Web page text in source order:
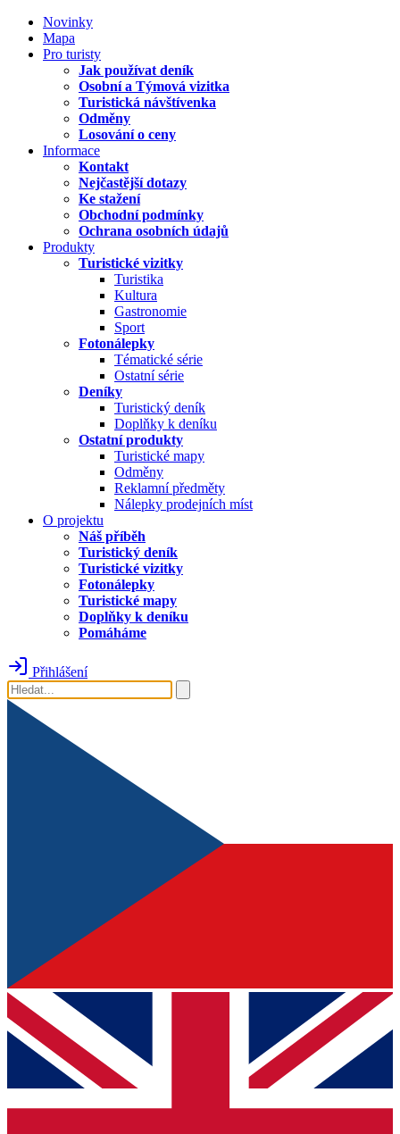
Novinky
Mapa
Pro turisty
Jak používat deník
Osobní a Týmová vizitka
Turistická návštívenka
Odměny
Losování o ceny
Informace
Kontakt
Nejčastější dotazy
Ke stažení
Obchodní podmínky
Ochrana osobních údajů
Produkty
Turistické vizitky
Turistika
Kultura
Gastronomie
Sport
Fotonálepky
Tématické série
Ostatní série
Deníky
Turistický deník
Doplňky k deníku
Ostatní produkty
Turistické mapy
Odměny
Reklamní předměty
Nálepky prodejních míst
O projektu
Náš příběh
Turistický deník
Turistické vizitky
Fotonálepky
Turistické mapy
Doplňky k deníku
Pomáháme
Přihlášení